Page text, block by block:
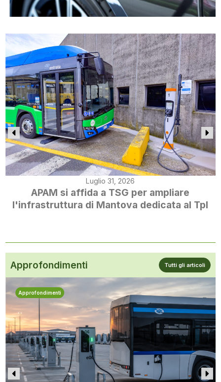
Luglio 31, 2026
APAM si affida a TSG per ampliare
l'infrastruttura di Mantova dedicata al Tpl
Approfondimenti Tutti gli articoli
Approfondimenti